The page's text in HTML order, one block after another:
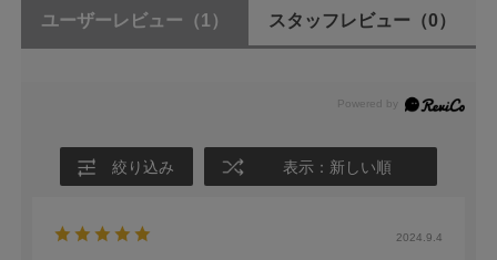
ユーザーレビュー （1） スタッフレビュー （0）
絞り込み 表示：新しい順
2024.9.4